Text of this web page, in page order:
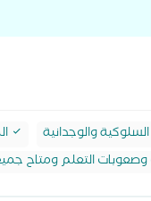
والوجدانية
التعلم ومتاح جميع